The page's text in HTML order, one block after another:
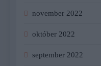
november 2022
október 2022
september 2022